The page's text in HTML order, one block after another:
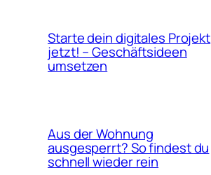
Starte dein digitales Projekt
jetzt! – Geschäftsideen
umsetzen
Aus der Wohnung
ausgesperrt? So findest du
schnell wieder rein